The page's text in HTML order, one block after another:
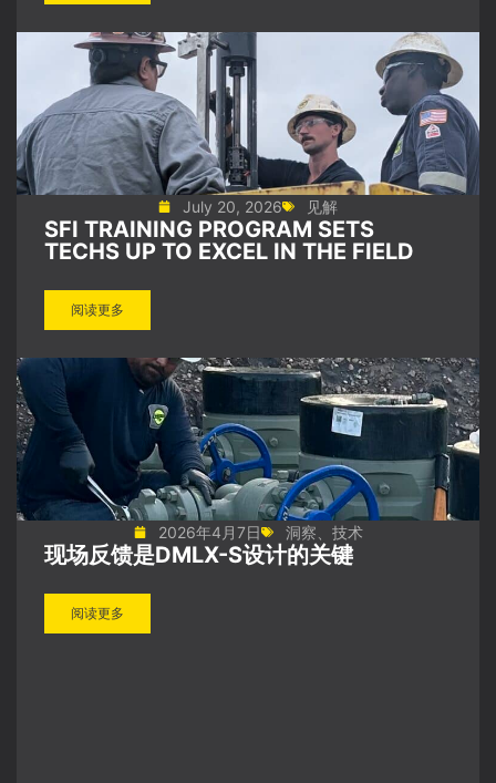
July 20, 2026 见解
SFI TRAINING PROGRAM SETS
TECHS UP TO EXCEL IN THE FIELD
阅读更多
2026年4月7日 洞察 技术
现场反馈是DMLX-S设计的关键
阅读更多